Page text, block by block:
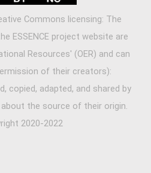
Commons licensing: The
ESSENCE project website are
Resources' (OER) and can
of their creators):
copied, adapted, and shared by
the source of their origin.
2020-2022